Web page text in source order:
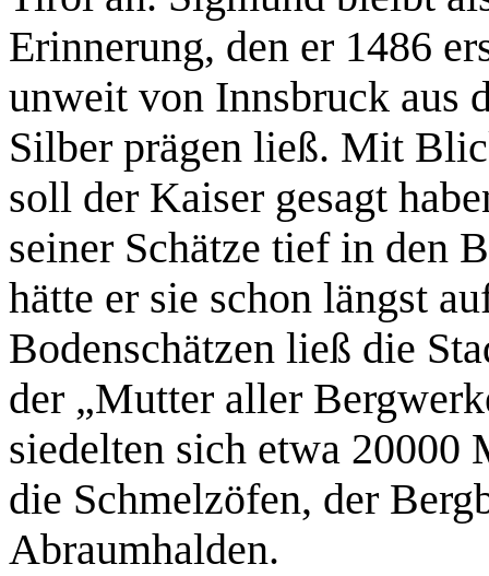
Erinnerung, den er 1486
unweit von Innsbruck aus
Silber prägen ließ. Mit
soll der Kaiser gesagt
seiner Schätze tief in den
hätte er sie schon längst
Bodenschätzen ließ die
der „Mutter aller
siedelten sich etwa 20000
die Schmelzöfen, der
Abraumhalden.